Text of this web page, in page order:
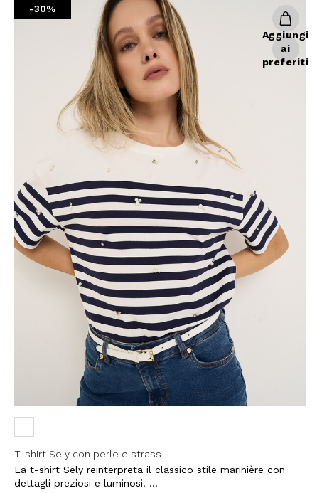
-30%
Aggiungi
ai
preferiti
T-shirt Sely con perle e strass
La t-shirt Sely reinterpreta il classico stile marinière con
dettagli preziosi e luminosi. ...
10% DI
sul tuo
Entra nella Community
ai nostri consigli
NOME
COGNOME
EMAIL
Con la creazione del tuo
compreso la nostra Privacy
My Lovely Garden e di
QUESTO SITO È PROTETTO DA
PRIVACYETERMINI DI SERVIZIO